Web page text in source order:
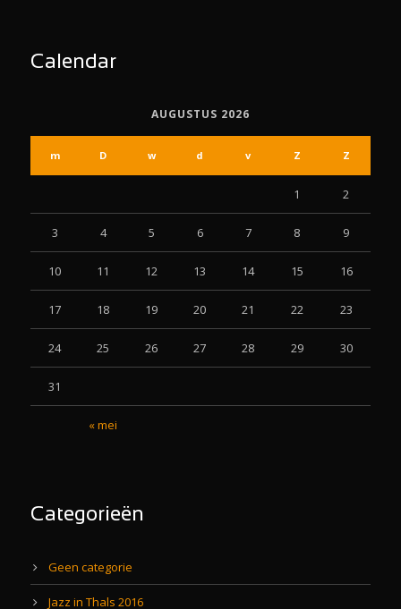
Calendar
AUGUSTUS 2026
m D w d v Z Z
« mei
1 2
3 4 5 6 7 8 9
10 11 12 13 14 15 16
17 18 19 20 21 22 23
24 25 26 27 28 29 30
31
Categorieën
Geen categorie
Jazz in Thals 2016